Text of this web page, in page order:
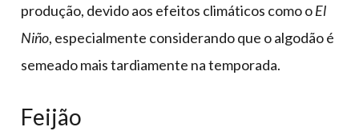
produção, devido aos efeitos climáticos como oEl
Niño, especialmente considerando que o algodão é
semeado mais tardiamente na temporada.
Feijão